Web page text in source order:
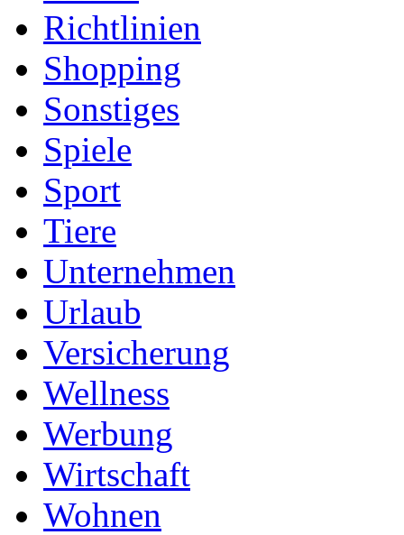
Richtlinien
Shopping
Sonstiges
Spiele
Sport
Tiere
Unternehmen
Urlaub
Versicherung
Wellness
Werbung
Wirtschaft
Wohnen